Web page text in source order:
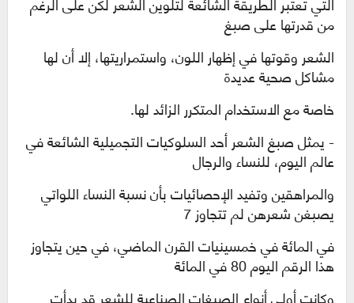
من قدرتها على صبغ
الشعر وقوتها في إظهار اللون، واستمراريتها، إلا أن لها
مشاكل صحية عديدة
خاصة مع الاستخدام المتكرر الزائد لها.
- يمثل صبغ الشعر أحد السلوكيات التجميلية الشائعة في
عالم اليوم، للنساء والرجال
والمراهقين وتفيد الإحصائيات بأن نسبة النساء اللواتي
يصبغن شعرهن لم تتجاوز 7
في المائة في خمسينيات القرن الماضي، في حين يتجاوز
هذا الرقم اليوم 80 في المائة